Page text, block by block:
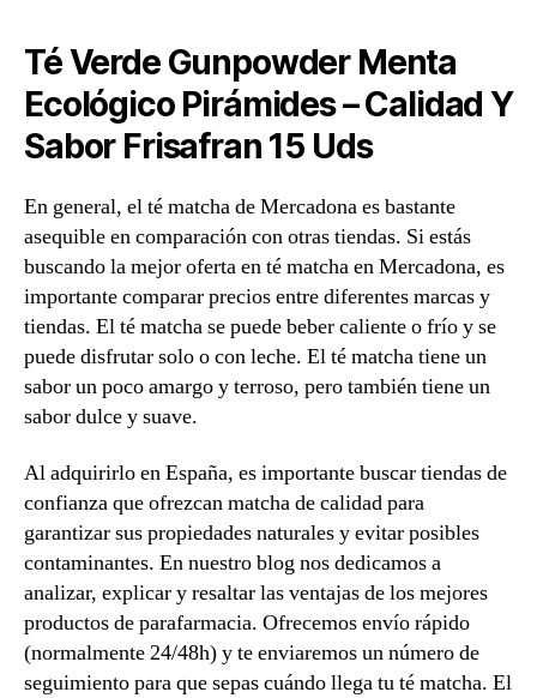
Té Verde Gunpowder Menta
Ecológico Pirámides – Calidad Y
Sabor Frisafran 15 Uds
En general, el té matcha de Mercadona es bastante
asequible en comparación con otras tiendas. Si estás
buscando la mejor oferta en té matcha en Mercadona, es
importante comparar precios entre diferentes marcas y
tiendas. El té matcha se puede beber caliente o frío y se
puede disfrutar solo o con leche. El té matcha tiene un
sabor un poco amargo y terroso, pero también tiene un
sabor dulce y suave.
Al adquirirlo en España, es importante buscar tiendas de
confianza que ofrezcan matcha de calidad para
garantizar sus propiedades naturales y evitar posibles
contaminantes. En nuestro blog nos dedicamos a
analizar, explicar y resaltar las ventajas de los mejores
productos de parafarmacia. Ofrecemos envío rápido
(normalmente 24/48h) y te enviaremos un número de
seguimiento para que sepas cuándo llega tu té matcha. El